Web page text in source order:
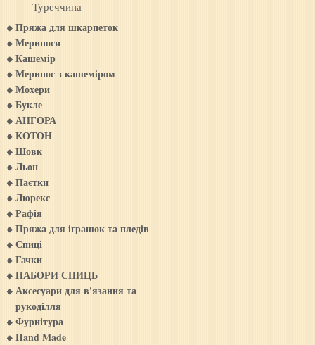
Туреччина
Пряжа для шкарпеток
Мериноси
Кашемiр
Меринос з кашемiром
Мохери
Букле
АНГОРА
КОТОН
Шовк
Льон
Паєтки
Люрекс
Рафія
Пряжа для iграшок та пледiв
Спиці
Гачки
НАБОРИ СПИЦЬ
Аксесуари для в'язання та
рукоділля
Фурнітура
Hand Made